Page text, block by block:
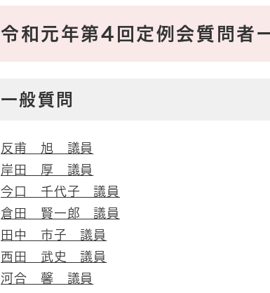
令和元年第4回定例会質問者
一般質問
反甫 旭 議員
岸田 厚 議員
今口 千代子 議員
倉田 賢一郎 議員
田中 市子 議員
西田 武史 議員
河合 馨 議員